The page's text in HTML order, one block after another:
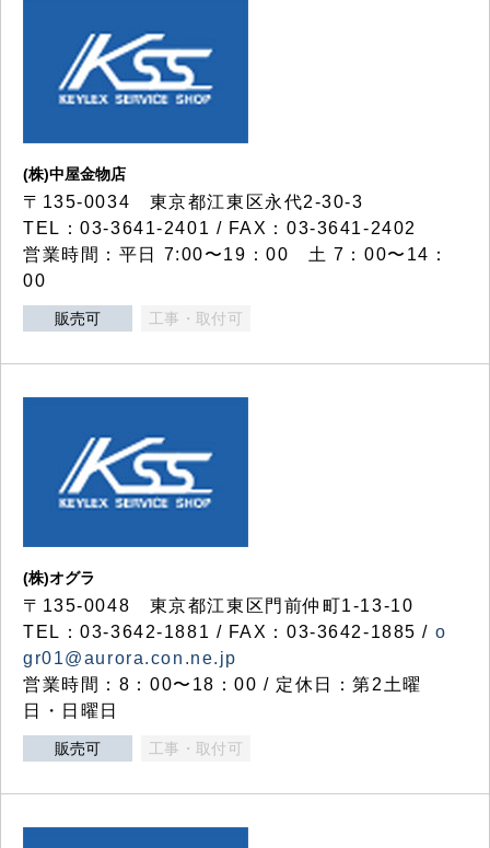
(株)中屋金物店
〒135-0034 東京都江東区永代2-30-3
TEL：03-3641-2401 / FAX：03-3641-2402
営業時間：平日 7:00〜19：00 土 7：00〜14：
00
販売可 工事・取付可
(株)オグラ
〒135-0048 東京都江東区門前仲町1-13-10
TEL：03-3642-1881 / FAX：03-3642-1885 / o
gr01@aurora.con.ne.jp
営業時間：8：00〜18：00 / 定休日：第2土曜
日・日曜日
販売可 工事・取付可